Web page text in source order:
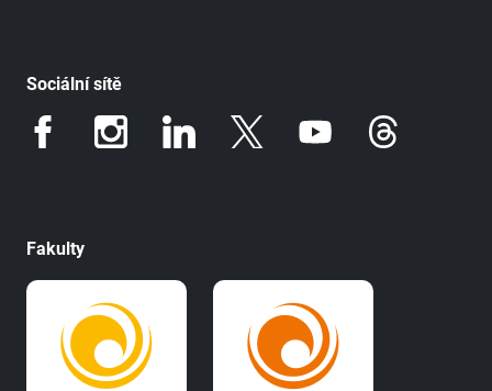
Sociální sítě
Fakulty